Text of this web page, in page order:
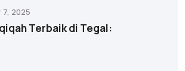
2025
Terbaik di Tegal: